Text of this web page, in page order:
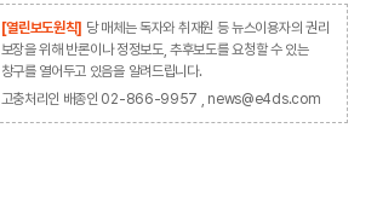
[열린보도원칙] 당 매체는 독자와 취재원 등 뉴스이용자의 권리
보장을 위해 반론이나 정정보도, 추후보도를 요청할 수 있는
창구를 열어두고 있음을 알려드립니다.
고충처리인 배종인 02-866-9957 , news@e4ds.com